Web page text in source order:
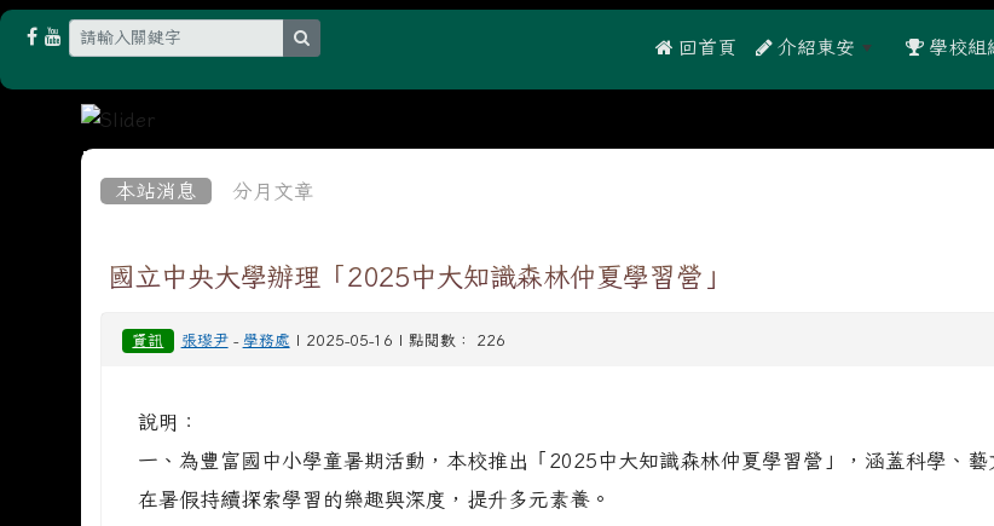
 回首頁 介紹東安 學校組
本站消息 分月文章
國立中央大學辦理「2025中大知識森林仲夏學習營」
資訊 張瓈尹- 學務處 | 2025-05-16 | 點閱數： 226
說明：
一、為豐富國中小學童暑期活動，本校推出「2025中大知識森林仲夏學習營」，涵蓋科學、
在暑假持續探索學習的樂趣與深度，提升多元素養。